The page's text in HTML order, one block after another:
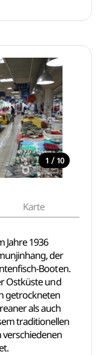
1 / 10
Karte
Jahre 1936
der
Booten.
Ostküste und
getrockneten
als auch
traditionellen